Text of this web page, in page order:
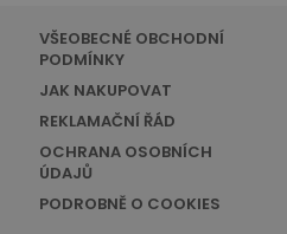
VŠEOBECNÉ OBCHODNÍ
PODMÍNKY
JAK NAKUPOVAT
REKLAMAČNÍ ŘÁD
OCHRANA OSOBNÍCH
ÚDAJŮ
PODROBNĚ O COOKIES